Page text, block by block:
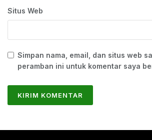
Situs Web
Simpan nama, email, dan situs web
peramban ini untuk komentar saya